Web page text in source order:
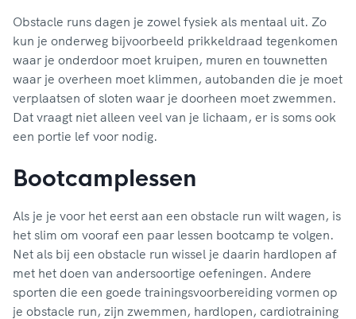
Obstacle runs dagen je zowel fysiek als mentaal uit. Zo
kun je onderweg bijvoorbeeld prikkeldraad tegenkomen
waar je onderdoor moet kruipen, muren en touwnetten
waar je overheen moet klimmen, autobanden die je moet
verplaatsen of sloten waar je doorheen moet zwemmen.
Dat vraagt niet alleen veel van je lichaam, er is soms ook
een portie lef voor nodig.
Bootcamplessen
Als je je voor het eerst aan een obstacle run wilt wagen, is
het slim om vooraf een paar lessen bootcamp te volgen.
Net als bij een obstacle run wissel je daarin hardlopen af
met het doen van andersoortige oefeningen. Andere
sporten die een goede trainingsvoorbereiding vormen op
je obstacle run, zijn zwemmen, hardlopen, cardiotraining